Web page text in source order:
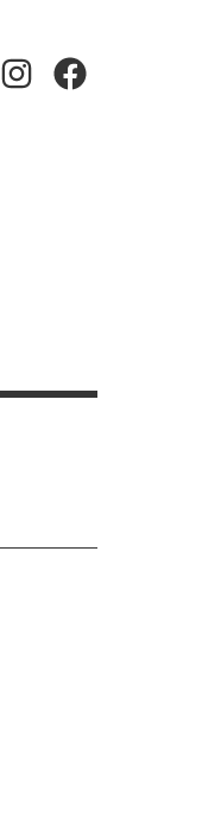
InstagramFacebook